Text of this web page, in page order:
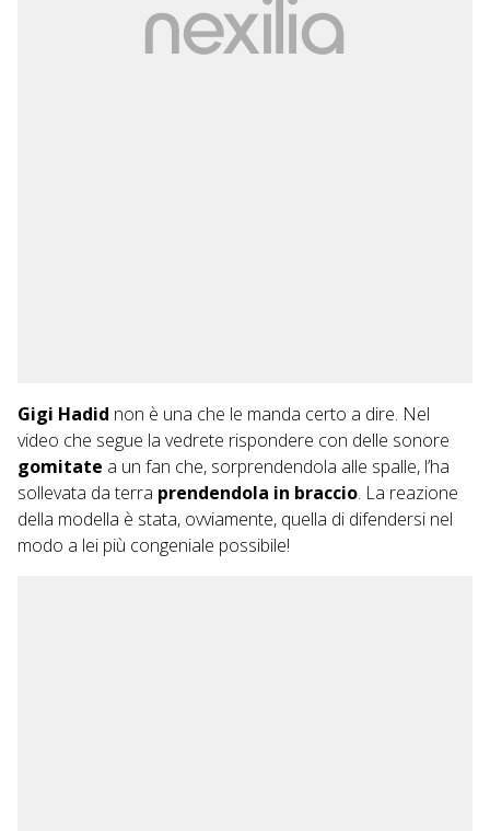
Gigi Hadid non è una che le manda certo a dire. Nel
video che segue la vedrete rispondere con delle sonore
gomitate a un fan che, sorprendendola alle spalle, l’ha
sollevata da terra prendendola in braccio. La reazione
della modella è stata, ovviamente, quella di difendersi nel
modo a lei più congeniale possibile!